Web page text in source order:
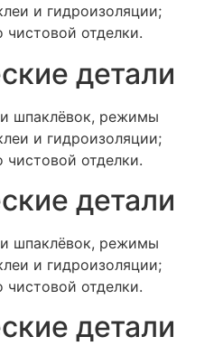
и гидроизоляции;
отделки.
детали
шпаклёвок, режимы
и гидроизоляции;
отделки.
детали
шпаклёвок, режимы
и гидроизоляции;
отделки.
детали